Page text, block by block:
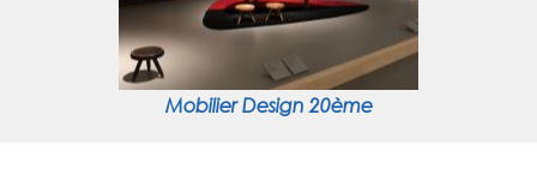
Mobilier Design 20ème